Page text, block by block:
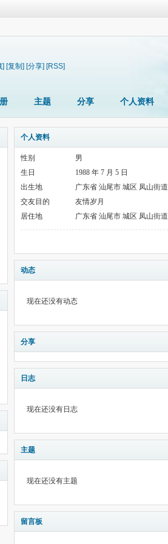
] [复制] [分享] [RSS]
主题 分享 个人资料
个人资料
性别
男
生日
1988 年 7 月 5 日
出生地
广东省 汕尾市 城区 凤山街道
交友目的
友情岁月
居住地
广东省 汕尾市 城区 凤山街道
动态
现在还没有动态
分享
日志
现在还没有日志
主题
现在还没有主题
留言板